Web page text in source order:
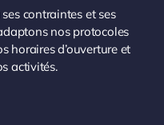
contraintes et ses
nos protocoles
horaires d’ouverture et
activités.